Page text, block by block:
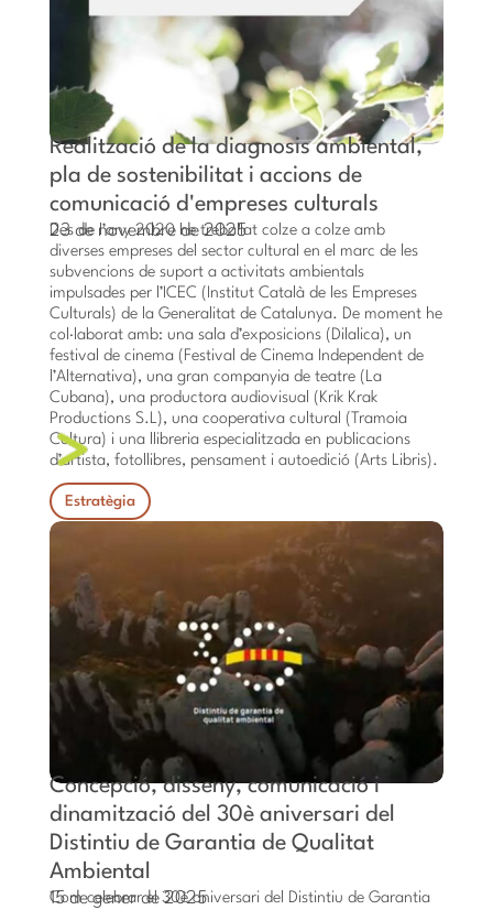
Realització de la diagnosis ambiental,
pla de sostenibilitat i accions de
comunicació d'empreses culturals
23 de novembre de 2025
Des de l’any 2020 he treballat colze a colze amb
diverses empreses del sector cultural en el marc de les
subvencions de suport a activitats ambientals
impulsades per l’ICEC (Institut Català de les Empreses
Culturals) de la Generalitat de Catalunya. De moment he
col·laborat amb: una sala d’exposicions (Dilalica), un
festival de cinema (Festival de Cinema Independent de
l’Alternativa), una gran companyia de teatre (La
Cubana), una productora audiovisual (Krik Krak
Productions S.L), una cooperativa cultural (Tramoia
Cultura) i una llibreria especialitzada en publicacions
d’artista, fotollibres, pensament i autoedició (Arts Libris).
Estratègia
Concepció, disseny, comunicació i
dinamització del 30è aniversari del
Distintiu de Garantia de Qualitat
Ambiental
15 de gener de 2025
Com celebrar el 30è aniversari del Distintiu de Garantia